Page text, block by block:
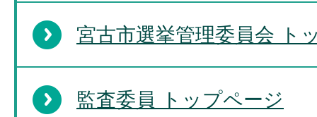
宮古市選挙管理委員会 ト
監査委員 トップページ